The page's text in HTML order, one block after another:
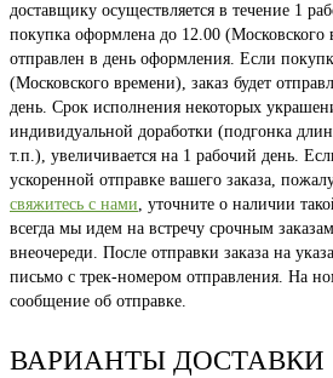
доставщику осуществляется в течение 1
покупка оформлена до 12.00 (Московского
отправлен в день оформления. Если
(Московского времени), заказ будет
день. Срок исполнения некоторых
индивидуальной доработки (подгонка
т.п.), увеличивается на 1 рабочий день.
ускоренной отправке вашего заказа,
свяжитесь с нами, уточните о наличии
всегда мы идем на встречу срочным
внеочереди. После отправки заказа на
письмо с трек-номером отправления. На
сообщение об отправке.
ВАРИАНТЫ ДОСТАВКИ